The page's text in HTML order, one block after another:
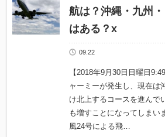
航は？沖縄・九州
はある？x
09.22
【2018年9月30日日曜日
ャーミーが発生し、現在は
け北上するコースを進んで
も増すことになってしまい
風24号による飛…